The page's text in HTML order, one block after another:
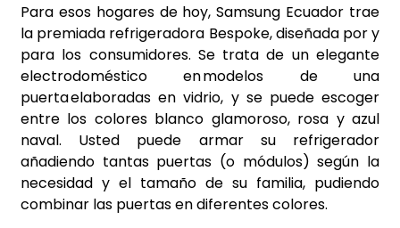
Para esos hogares de hoy, Samsung Ecuador trae
la premiada refrigeradora Bespoke, diseñada por y
para los consumidores. Se trata de un elegante
electrodoméstico en modelos de una
puerta elaboradas en vidrio, y se puede escoger
entre los colores blanco glamoroso, rosa y azul
naval. Usted puede armar su refrigerador
añadiendo tantas puertas (o módulos) según la
necesidad y el tamaño de su familia, pudiendo
combinar las puertas en diferentes colores.